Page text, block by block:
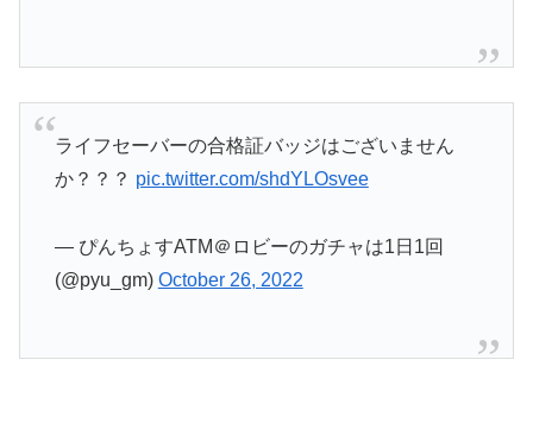
ライフセーバーの合格証バッジはございません
か？？？ pic.twitter.com/shdYLOsvee
— ぴんちょすATM＠ロビーのガチャは1日1回
(@pyu_gm) October 26, 2022